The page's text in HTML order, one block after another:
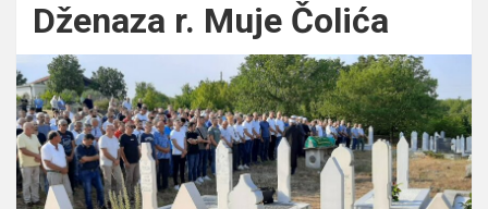
Dženaza r. Muje Čolića